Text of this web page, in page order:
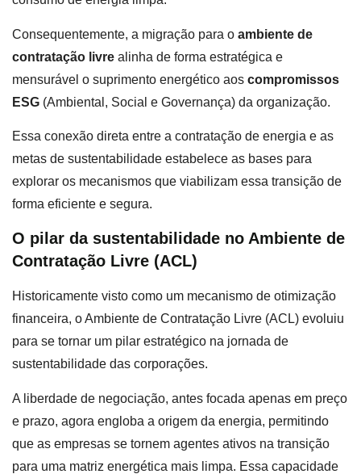
Consequentemente, a migração para o ambiente de
contratação livre alinha de forma estratégica e
mensurável o suprimento energético aos compromissos
ESG (Ambiental, Social e Governança) da organização.
Essa conexão direta entre a contratação de energia e as
metas de sustentabilidade estabelece as bases para
explorar os mecanismos que viabilizam essa transição de
forma eficiente e segura.
O pilar da sustentabilidade no Ambiente de
Contratação Livre (ACL)
Historicamente visto como um mecanismo de otimização
financeira, o Ambiente de Contratação Livre (ACL) evoluiu
para se tornar um pilar estratégico na jornada de
sustentabilidade das corporações.
A liberdade de negociação, antes focada apenas em preço
e prazo, agora engloba a origem da energia, permitindo
que as empresas se tornem agentes ativos na transição
para uma matriz energética mais limpa. Essa capacidade